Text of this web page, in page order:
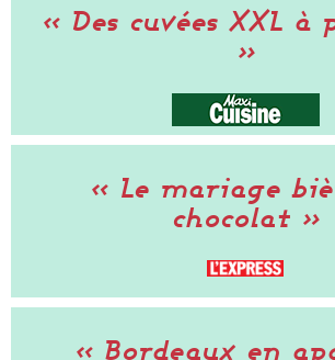
« Des cuvées XXL à
»
« Le mariage
chocolat »
« Bordeaux en